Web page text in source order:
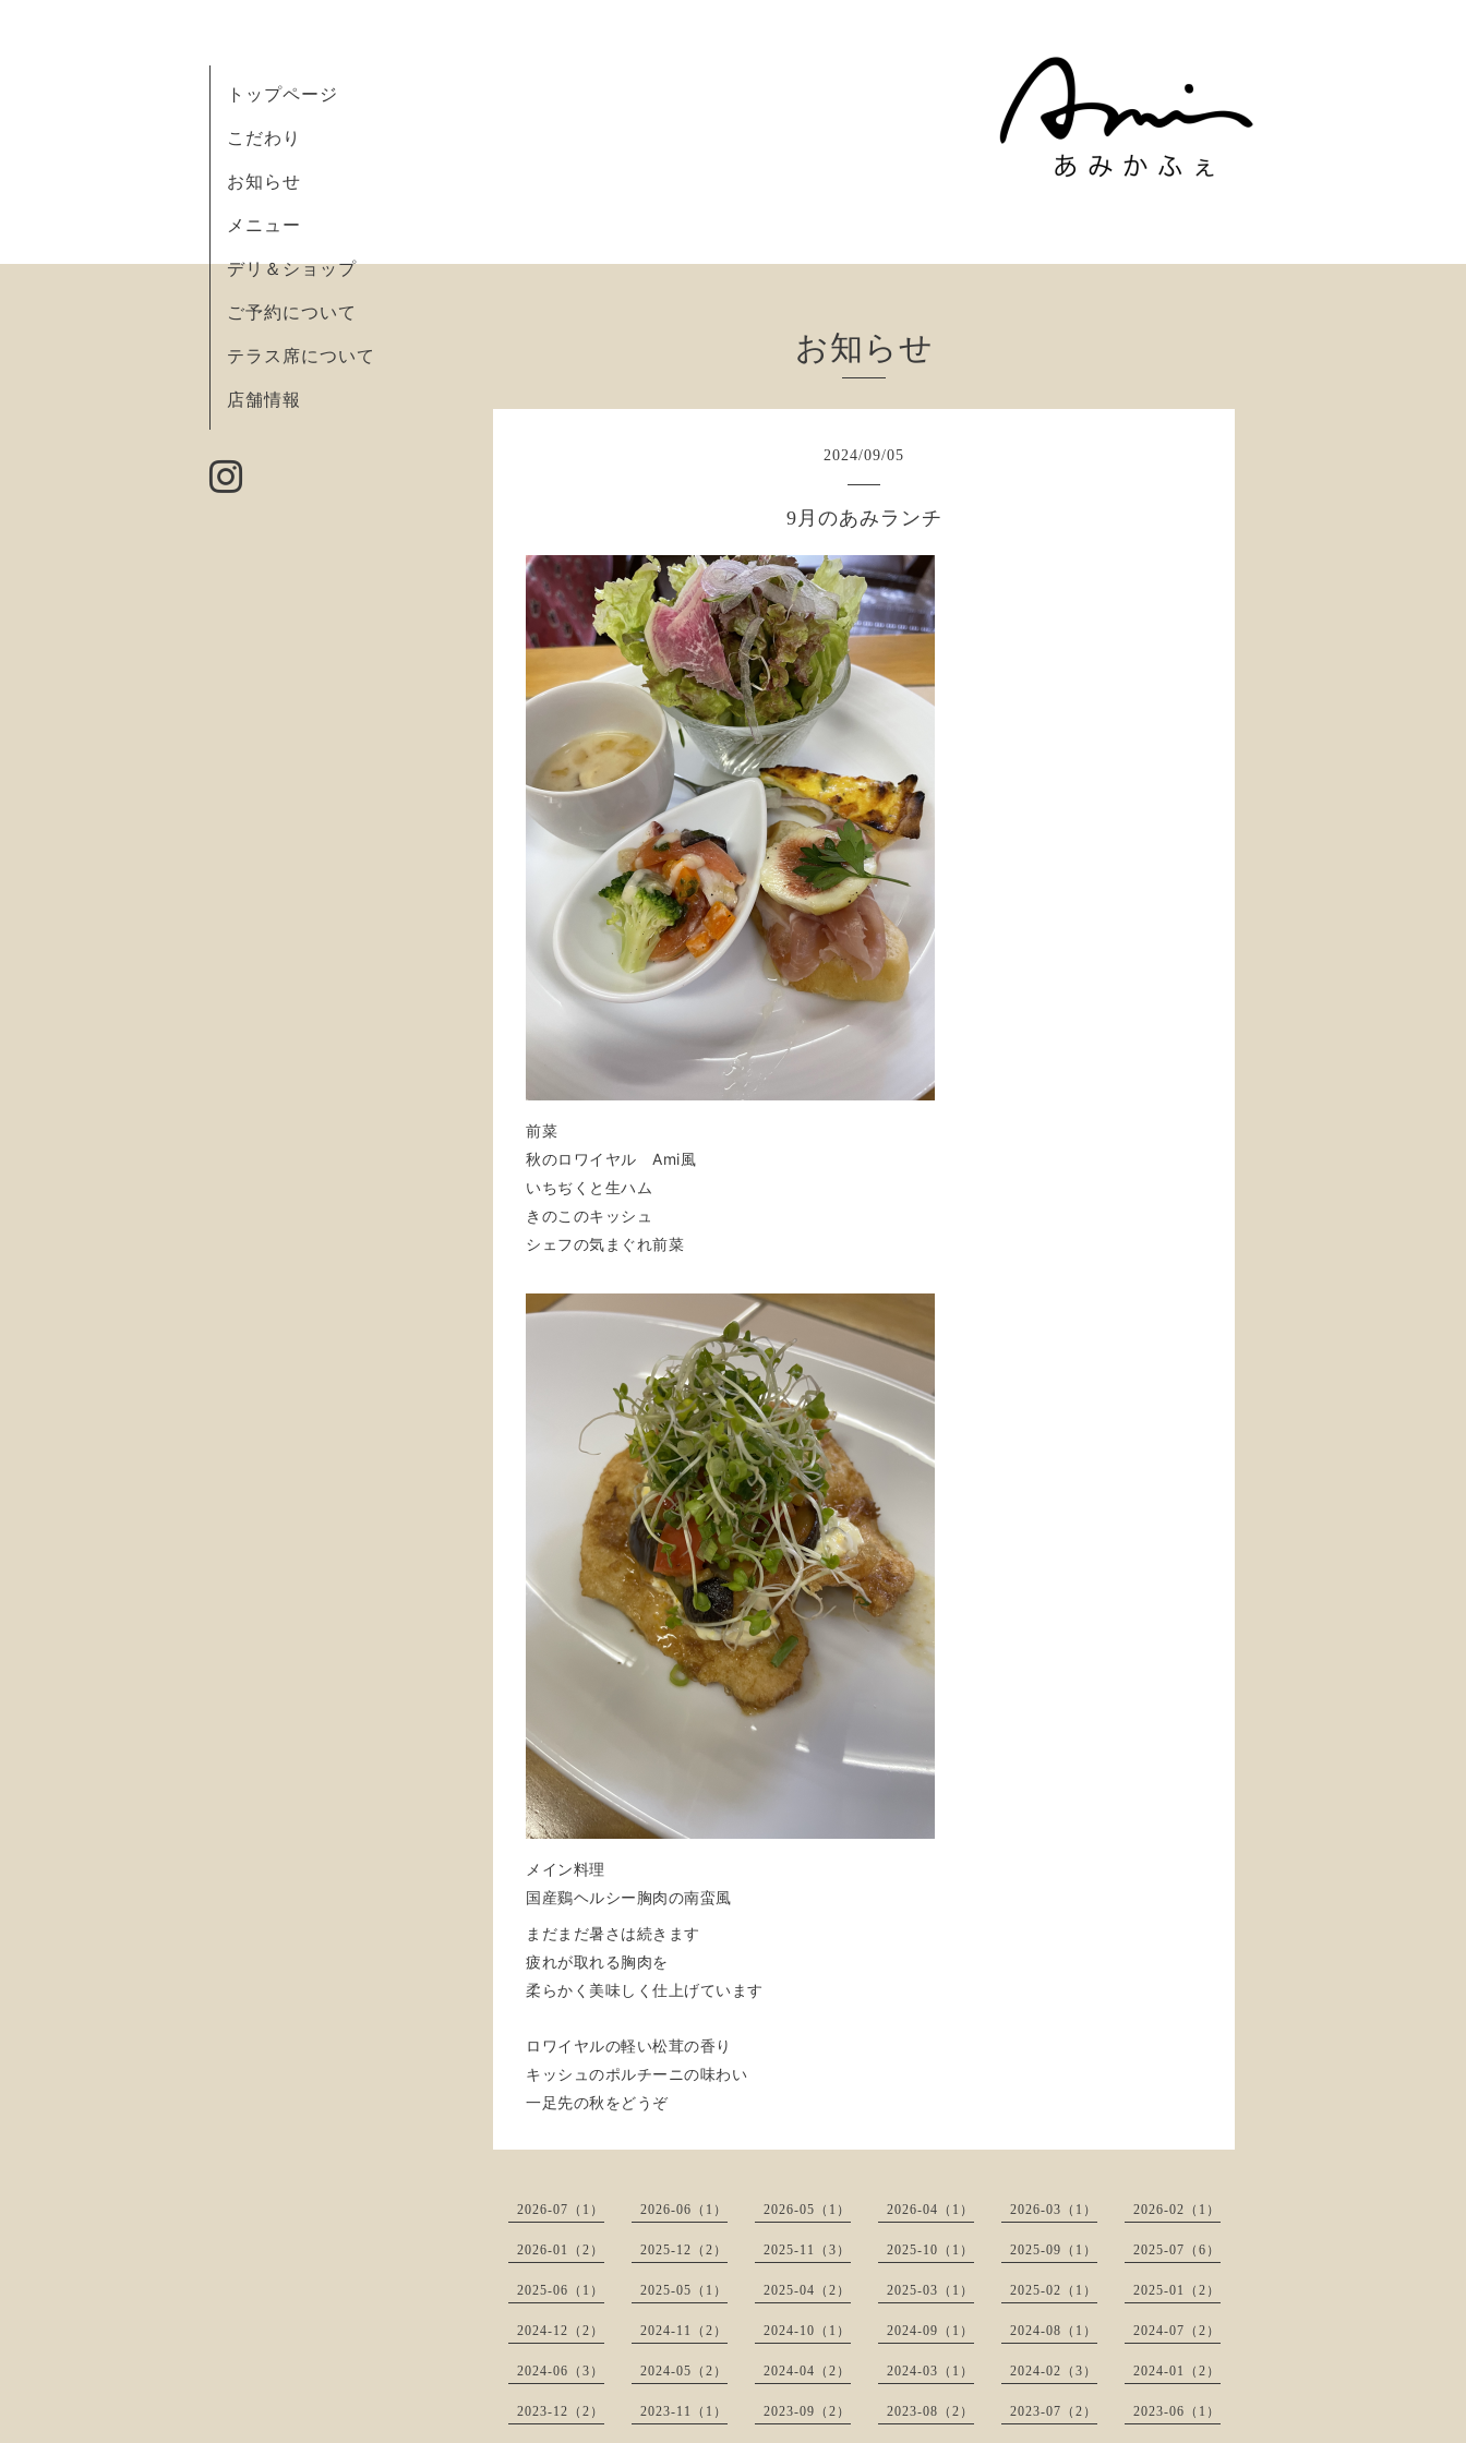
トップページ
こだわり
お知らせ
メニュー
デリ＆ショップ
ご予約について
テラス席について
店舗情報
お知らせ
2024/09/05
9月のあみランチ
前菜
秋のロワイヤル Ami風
いちぢくと生ハム
きのこのキッシュ
シェフの気まぐれ前菜
メイン料理
国産鷄ヘルシー胸肉の南蛮風
まだまだ暑さは続きます
疲れが取れる胸肉を
柔らかく美味しく仕上げています
ロワイヤルの軽い松茸の香り
キッシュのポルチーニの味わい
一足先の秋をどうぞ
2026-07（1） 2026-06（1） 2026-05（1） 2026-04（1） 2026-03（1） 2026-02（1）
2026-01（2） 2025-12（2） 2025-11（3） 2025-10（1） 2025-09（1） 2025-07（6）
2025-06（1） 2025-05（1） 2025-04（2） 2025-03（1） 2025-02（1） 2025-01（2）
2024-12（2） 2024-11（2） 2024-10（1） 2024-09（1） 2024-08（1） 2024-07（2）
2024-06（3） 2024-05（2） 2024-04（2） 2024-03（1） 2024-02（3） 2024-01（2）
2023-12（2） 2023-11（1） 2023-09（2） 2023-08（2） 2023-07（2） 2023-06（1）